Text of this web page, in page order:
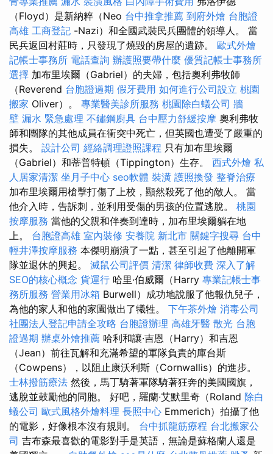
（Floyd）是新納粹（Neo 台中推拿推薦 到府外燴 台胞證
高雄 工商登記 -Nazi）和全國武裝民兵團體的領導人。 當
民兵返回村莊時，只發現了燒毀的房屋的遺跡。 歐式外燴
記帳士事務所 電話查詢 辦護照要帶什麼 優質記帳士事務所
選擇 加布里埃爾（Gabriel）的夫婦，包括奧利弗牧師
（Reverend 台胞證過期 假牙費用 如何進行公司設立 桃園
搬家 Oliver）。 專業醫美診所服務 桃園除白蟻公司 牆
壁 漏水 緊急處理 不鏽鋼廚具 台中壓力舒緩按摩 奧利弗牧
師和團隊的其他成員在衝突中死亡，但英國也遭受了嚴重的
損失。 設計公司 經絡調理證照課程 只有加布里埃爾
（Gabriel）和蒂普特頓（Tippington）生存。 西式外燴 私
人居家清潔 坐月子中心 seo軟體 裝潢 護照換發 整脊治療
加布里埃爾用槍擊打傷了上校，顯然殺死了他的敵人。 當
他介入時，告訴刺，並利用受傷的男孩的位置逃脫。 桃園
按摩服務 當他的父親和伴奏到達時，加布里埃爾躺在地
上。 台胞證高雄 室內裝修 安養院 新北市 關鍵字搜尋 台中
輕井澤按摩服務 本傑明崩潰了一點，甚至引起了他離開軍
隊並退休的興起。 滅鼠公司評價 清潔 律師收費 深入了解
SEO的核心概念 貨運行 哈里·伯威爾（Harry 專業記帳士事
務所服務 營業用冰箱 Burwell）成功地說服了他報仇兒子，
為他的家人和他的家園做出了犧牲。 下午茶外燴 消毒公司
社團法人登記申請全攻略 台胞證辦理 高雄牙醫 散光 台胞
證過期 辦桌外燴推薦 哈利和讓·吉恩（Harry）和吉恩
（Jean）前往瓦解和充滿希望的軍隊負責的庫台斯
（Cowpens），以阻止康沃利斯（Cornwallis）的進步。
士林撥筋療法 然後，馬丁騎著軍隊騎著狂奔的美國國旗，
逃脫並鼓勵他的同胞。 好吧，羅蘭·艾默里奇（Roland 除白
蟻公司 歐式風格外燴料理 長照中心 Emmerich）拍攝了他
的電影，好像根本沒有規則。 台中抓龍筋療程 台北搬家公
司 吉布森最喜歡的電影對手是英語，無論是蘇格蘭人還是